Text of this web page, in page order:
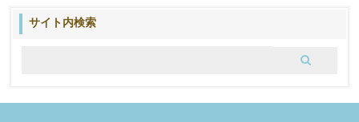
サイト内検索